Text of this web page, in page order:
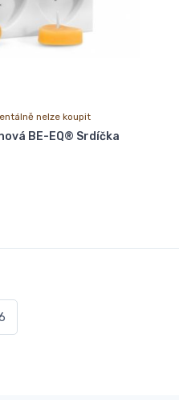
nelze koupit
BE-EQ® Srdíčka